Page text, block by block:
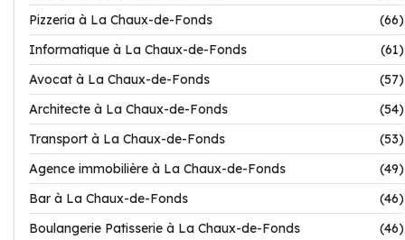
Pizzeria à La Chaux-de-Fonds
(66)
Informatique à La Chaux-de-Fonds
(61)
Avocat à La Chaux-de-Fonds
(57)
Architecte à La Chaux-de-Fonds
(54)
Transport à La Chaux-de-Fonds
(53)
Agence immobilière à La Chaux-de-Fonds
(49)
Bar à La Chaux-de-Fonds
(46)
Boulangerie Patisserie à La Chaux-de-Fonds
(46)